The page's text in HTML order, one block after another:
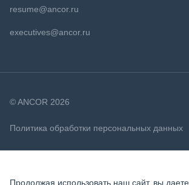
resume@ancor.ru
executives@ancor.ru
© ANCOR 2026
Политика обработки персональных данных
Продолжая использовать наш сайт, вы